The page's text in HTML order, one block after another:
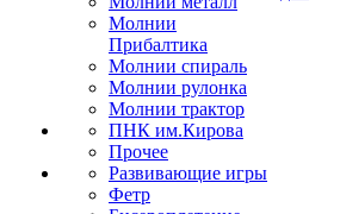
Молнии
Прибалтика
Молнии спираль
Молнии рулонка
Молнии трактор
ПНК им.Кирова
Прочее
Развивающие игры
Фетр